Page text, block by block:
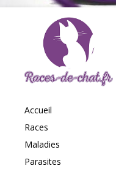
Accueil
Races
Maladies
Parasites